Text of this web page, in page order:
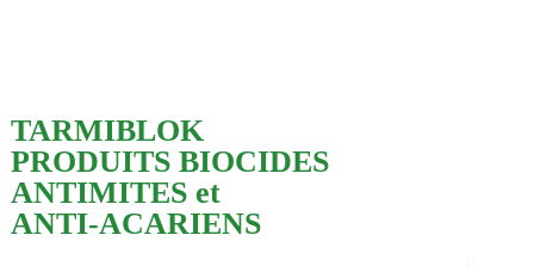
TARMIBLOK
PRODUITS BIOCIDES
ANTIMITES et
ANTI-ACARIENS